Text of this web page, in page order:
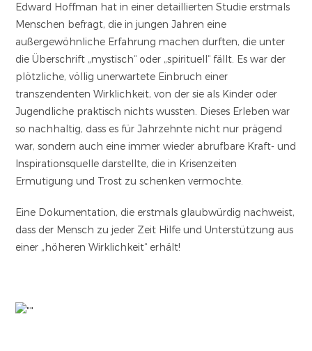
Edward Hoffman hat in einer detaillierten Studie erstmals
Menschen befragt, die in jungen Jahren eine
außergewöhnliche Erfahrung machen durften, die unter
die Überschrift „mystisch“ oder „spirituell“ fällt. Es war der
plötzliche, völlig unerwartete Einbruch einer
transzendenten Wirklichkeit, von der sie als Kinder oder
Jugendliche praktisch nichts wussten. Dieses Erleben war
so nachhaltig, dass es für Jahrzehnte nicht nur prägend
war, sondern auch eine immer wieder abrufbare Kraft- und
Inspirationsquelle darstellte, die in Krisenzeiten
Ermutigung und Trost zu schenken vermochte.
Eine Dokumentation, die erstmals glaubwürdig nachweist,
dass der Mensch zu jeder Zeit Hilfe und Unterstützung aus
einer „höheren Wirklichkeit“ erhält!